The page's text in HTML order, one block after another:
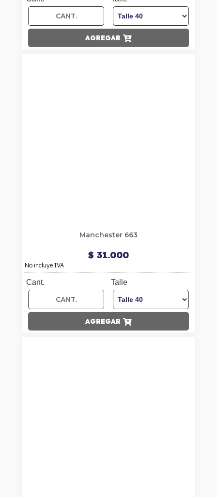
AGREGAR
Manchester 663
$ 31.000
No incluye IVA
Cant. Talle
AGREGAR